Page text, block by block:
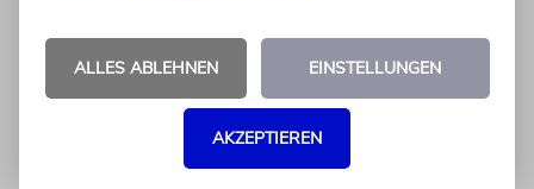
09.08.2026
ALLES ABLEHNEN EINSTELLUNGEN
AKZEPTIEREN